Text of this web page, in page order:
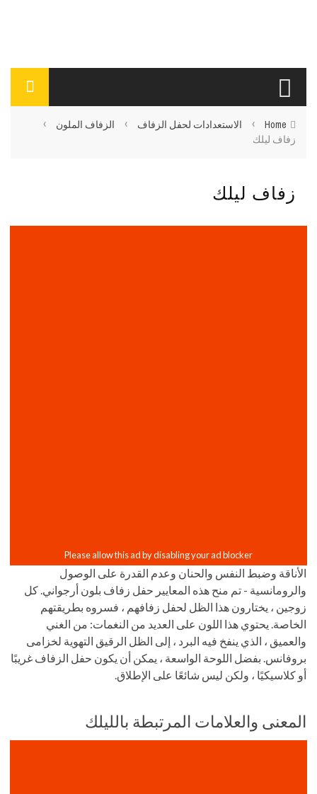
Home
› الاستعدادات لحفل الزفاف › الزفاف الملون ›
زفاف ليلك
زفاف ليلك
الأناقة وضبط النفس والحنان وعدم القدرة على الوصول
والرومانسية - تم منح هذه المعايير حفل زفاف بلون أرجواني. كل
زوجين ، يختارون هذا الظل لحفل زفافهم ، فسروه بطريقتهم
الخاصة. يحتوي هذا اللون على العديد من النغمات: من الغني
والعميق ، الذي ينفخ فيه البرد ، إلى الظل الرقيق التهوية لخزامى
بروفانس. بفضل اللوحة الواسعة ، يمكن أن يكون حفل الزفاف غريبًا
أو كلاسيكيًا ، ولكن ليس شائعًا على الإطلاق.
المعنى والعلامات المرتبطة بالليلك